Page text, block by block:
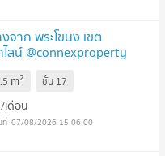
จาก พระโขนง เขต
ลน์ @connexproperty
m2 ชั้น 17
เดือน
07/08/2026 15:06:00